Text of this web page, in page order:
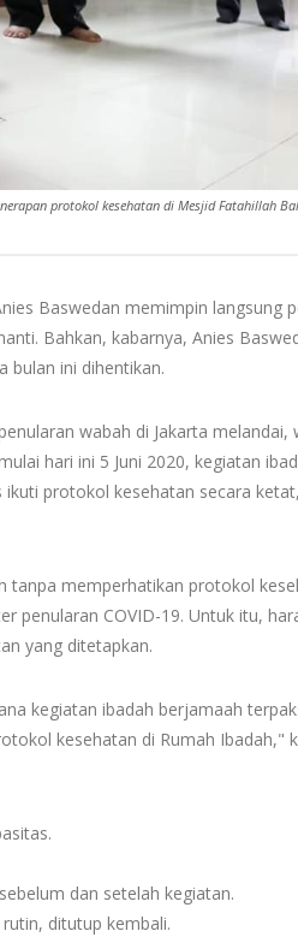
protokol kesehatan di Mesjid Fatahillah
Baswedan memimpin langsung
Bahkan, kabarnya, Anies
bulan ini dihentikan.
wabah di Jakarta
hari ini 5 Juni 2020, kegiatan
protokol kesehatan secara
memperhatikan protokol
penularan COVID-19. Untuk itu,
yang ditetapkan.
kegiatan ibadah berjamaah
kesehatan di Rumah Ibadah,"
dan setelah kegiatan.
ditutup kembali.